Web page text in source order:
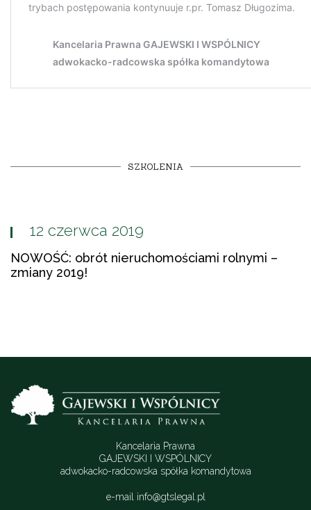
SZKOLENIA
12 czerwca 2019
NOWOŚĆ: obrót nieruchomościami rolnymi –
zmiany 2019!
Kancelaria Prawna
GAJEWSKI I WSPÓLNICY
adwokacko-radcowska spółka komandytowa
e-mail info@gtslegal.pl